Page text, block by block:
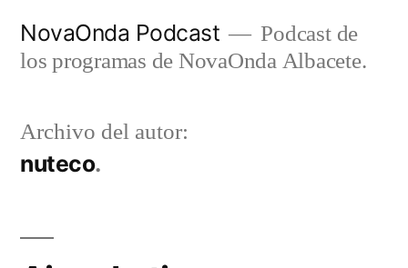
NovaOnda Podcast
Podcast de
los programas de NovaOnda Albacete.
Archivo del autor:
nuteco